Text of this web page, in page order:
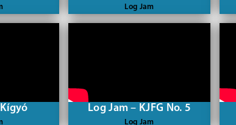
Log Jam
Log Jam – KJFG No. 5
Log Jam